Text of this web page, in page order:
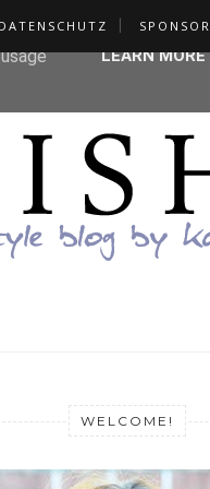
SPONSOR
WELCOME!
LEARN MORE